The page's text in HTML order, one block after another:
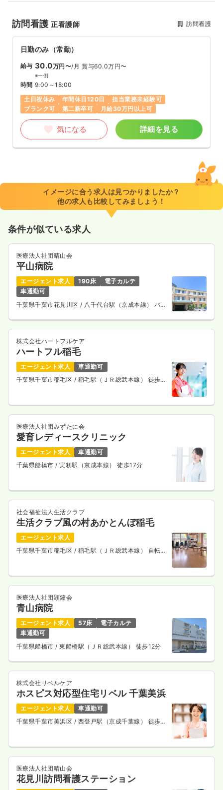
訪問看護正看護師 訪問看護
日勤のみ（常勤）
給与 30.0万円〜/月 賞与60.0万円〜
※一例
時間 9:00～18:00
土日祝休み
年間休日120日
担当業務未経験可
ブランク可
第二新卒可 月給30万円以上可
気になる 詳細を見る
イメージに合う求人は見つかりましたか？
他の求人も比較してみましょう！
条件が似ている求人
医療法人社団晴山会
平山病院
エージェント求人 190床
電子カルテ
車通勤可
千葉県千葉市花見川区 / 八千代台駅（京成本線） バス
株式会社ハートフルケア
ハートフル稲毛
エージェント求人
車通勤可
千葉県千葉市稲毛区 / 稲毛駅（ＪＲ総武本線） 徒歩8
医療法人社団みずたに会
愛育レディースクリニック
エージェント求人
車通勤可
千葉県船橋市/ 実籾駅（京成本線） 徒歩17分
社会福祉法人生活クラブ
生活クラブ風の村あかとんぼ稲毛
エージェント求人
千葉県千葉市稲毛区 / 稲毛駅（ＪＲ総武本線） 自転車
医療法人社団顕鐘会
青山病院
エージェント求人 57床
電子カルテ
車通勤可
千葉県船橋市 / 東船橋駅（ＪＲ総武本線） 徒歩12分
株式会社リベルケア
ホスピス対応型住宅リベル 千葉美浜
エージェント求人
車通勤可
千葉県千葉市美浜区 / 西登戸駅（京成千葉線） 徒歩9
医療法人社団晴山会
花見川訪問看護ステーション